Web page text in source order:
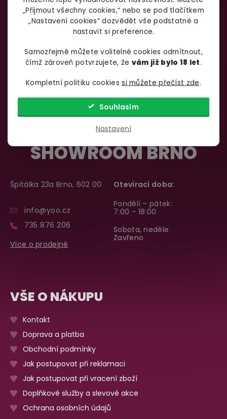
„Přijmout všechny cookies,“ nebo se pod tlačítkem
„Nastavení cookies“ dozvědět vše podstatné a
nastavit si preference.
Samozřejmě můžete volitelné cookies odmítnout,
čímž zároveň potvrzujete, že vám již bylo 18 let.
Kompletní politiku cookiessi můžete přečíst zde.
Nastavení
Souhlasím
SHOWROOM BRNO
Špitálka 23a Brno, 602 00
info@yoo.cz
735 876 206
Více o prodejně
Otevírací doba:
Pondělí – pátek:
7:00 – 18:00
Sobota, neděle
Zavřeno
VŠE O NÁKUPU
Kontakt
Doprava a platba
Obchodní podmínky
Jak postupovat při reklamaci
Jak postupovat při vracení zboží
Doplňkové služby a slevové akce
Ochrana osobních údajů